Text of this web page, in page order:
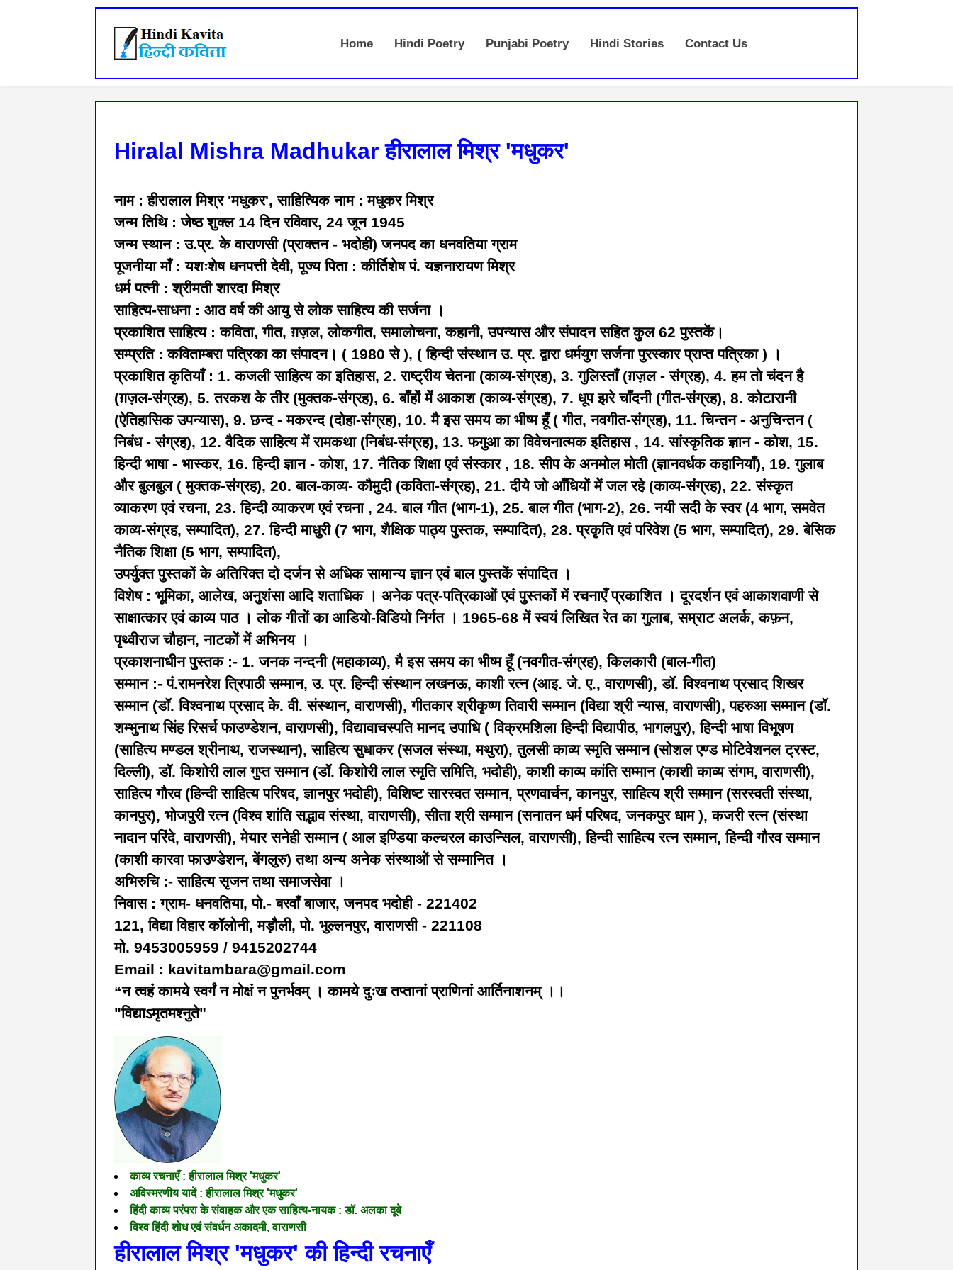
Home Hindi Poetry Punjabi Poetry Hindi Stories Contact Us
Hiralal Mishra Madhukar हीरालाल मिश्र 'मधुकर'
नाम : हीरालाल मिश्र 'मधुकर', साहित्यिक नाम : मधुकर मिश्र
जन्म तिथि : जेष्ठ शुक्ल 14 दिन रविवार, 24 जून 1945
जन्म स्थान : उ.प्र. के वाराणसी (प्राक्तन - भदोही) जनपद का धनवतिया ग्राम
पूजनीया माँ : यशःशेष धनपत्ती देवी, पूज्य पिता : कीर्तिशेष पं. यज्ञनारायण मिश्र
धर्म पत्नी : श्रीमती शारदा मिश्र
साहित्य-साधना : आठ वर्ष की आयु से लोक साहित्य की सर्जना ।
प्रकाशित साहित्य : कविता, गीत, ग़ज़ल, लोकगीत, समालोचना, कहानी, उपन्यास और संपादन सहित कुल 62 पुस्तकें।
सम्प्रति : कविताम्बरा पत्रिका का संपादन। ( 1980 से ), ( हिन्दी संस्थान उ. प्र. द्वारा धर्मयुग सर्जना पुरस्कार प्राप्त पत्रिका ) ।
प्रकाशित कृतियाँ : 1. कजली साहित्य का इतिहास, 2. राष्ट्रीय चेतना (काव्य-संग्रह), 3. गुलिस्ताँ (ग़ज़ल - संग्रह), 4. हम तो चंदन है
(ग़ज़ल-संग्रह), 5. तरकश के तीर (मुक्तक-संग्रह), 6. बाँहों में आकाश (काव्य-संग्रह), 7. धूप झरे चाँदनी (गीत-संग्रह), 8. कोटारानी
(ऐतिहासिक उपन्यास), 9. छन्द - मकरन्द (दोहा-संग्रह), 10. मै इस समय का भीष्म हूँ ( गीत, नवगीत-संग्रह), 11. चिन्तन - अनुचिन्तन (
निबंध - संग्रह), 12. वैदिक साहित्य में रामकथा (निबंध-संग्रह), 13. फगुआ का विवेचनात्मक इतिहास , 14. सांस्कृतिक ज्ञान - कोश, 15.
हिन्दी भाषा - भास्कर, 16. हिन्दी ज्ञान - कोश, 17. नैतिक शिक्षा एवं संस्कार , 18. सीप के अनमोल मोती (ज्ञानवर्धक कहानियाँ), 19. गुलाब
और बुलबुल ( मुक्तक-संग्रह), 20. बाल-काव्य- कौमुदी (कविता-संग्रह), 21. दीये जो आँधियों में जल रहे (काव्य-संग्रह), 22. संस्कृत
व्याकरण एवं रचना, 23. हिन्दी व्याकरण एवं रचना , 24. बाल गीत (भाग-1), 25. बाल गीत (भाग-2), 26. नयी सदी के स्वर (4 भाग, समवेत
काव्य-संग्रह, सम्पादित), 27. हिन्दी माधुरी (7 भाग, शैक्षिक पाठ्य पुस्तक, सम्पादित), 28. प्रकृति एवं परिवेश (5 भाग, सम्पादित), 29. बेसिक
नैतिक शिक्षा (5 भाग, सम्पादित),
उपर्युक्त पुस्तकों के अतिरिक्त दो दर्जन से अधिक सामान्य ज्ञान एवं बाल पुस्तकें संपादित ।
विशेष : भूमिका, आलेख, अनुशंसा आदि शताधिक । अनेक पत्र-पत्रिकाओं एवं पुस्तकों में रचनाएँ प्रकाशित । दूरदर्शन एवं आकाशवाणी से
साक्षात्कार एवं काव्य पाठ । लोक गीतों का आडियो-विडियो निर्गत । 1965-68 में स्वयं लिखित रेत का गुलाब, सम्राट अलर्क, कफ़न,
पृथ्वीराज चौहान, नाटकों में अभिनय ।
प्रकाशनाधीन पुस्तक :- 1. जनक नन्दनी (महाकाव्य), मै इस समय का भीष्म हूँ (नवगीत-संग्रह), किलकारी (बाल-गीत)
सम्मान :- पं.रामनरेश त्रिपाठी सम्मान, उ. प्र. हिन्दी संस्थान लखनऊ, काशी रत्न (आइ. जे. ए., वाराणसी), डॉ. विश्वनाथ प्रसाद शिखर
सम्मान (डॉ. विश्वनाथ प्रसाद के. वी. संस्थान, वाराणसी), गीतकार श्रीकृष्ण तिवारी सम्मान (विद्या श्री न्यास, वाराणसी), पहरुआ सम्मान (डॉ.
शम्भुनाथ सिंह रिसर्च फाउण्डेशन, वाराणसी), विद्यावाचस्पति मानद उपाधि ( विक्रमशिला हिन्दी विद्यापीठ, भागलपुर), हिन्दी भाषा विभूषण
(साहित्य मण्डल श्रीनाथ, राजस्थान), साहित्य सुधाकर (सजल संस्था, मथुरा), तुलसी काव्य स्मृति सम्मान (सोशल एण्ड मोटिवेशनल ट्रस्ट,
दिल्ली), डॉ. किशोरी लाल गुप्त सम्मान (डॉ. किशोरी लाल स्मृति समिति, भदोही), काशी काव्य कांति सम्मान (काशी काव्य संगम, वाराणसी),
साहित्य गौरव (हिन्दी साहित्य परिषद, ज्ञानपुर भदोही), विशिष्ट सारस्वत सम्मान, प्रणवार्चन, कानपुर, साहित्य श्री सम्मान (सरस्वती संस्था,
कानपुर), भोजपुरी रत्न (विश्व शांति सद्भाव संस्था, वाराणसी), सीता श्री सम्मान (सनातन धर्म परिषद, जनकपुर धाम ), कजरी रत्न (संस्था
नादान परिंदे, वाराणसी), मेयार सनेही सम्मान ( आल इण्डिया कल्चरल काउन्सिल, वाराणसी), हिन्दी साहित्य रत्न सम्मान, हिन्दी गौरव सम्मान
(काशी कारवा फाउण्डेशन, बेंगलुरु) तथा अन्य अनेक संस्थाओं से सम्मानित ।
अभिरुचि :- साहित्य सृजन तथा समाजसेवा ।
निवास : ग्राम- धनवतिया, पो.- बरवाँ बाजार, जनपद भदोही - 221402
121, विद्या विहार कॉलोनी, मड़ौली, पो. भुल्लनपुर, वाराणसी - 221108
मो. 9453005959 / 9415202744
Email : kavitambara@gmail.com
“न त्वहं कामये स्वर्गं न मोक्षं न पुनर्भवम् । कामये दुःख तप्तानां प्राणिनां आर्तिनाशनम् ।।
"विद्याऽमृतमश्नुते"
काव्य रचनाएँ : हीरालाल मिश्र 'मधुकर'
अविस्मरणीय यादें : हीरालाल मिश्र 'मधुकर'
हिंदी काव्य परंपरा के संवाहक और एक साहित्य-नायक : डॉ. अलका दूबे
विश्व हिंदी शोध एवं संवर्धन अकादमी, वाराणसी
हीरालाल मिश्र 'मधुकर' की हिन्दी रचनाएँ